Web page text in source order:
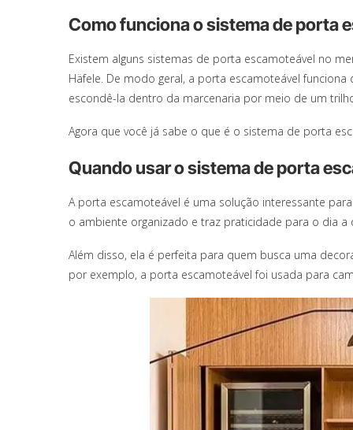
Como funciona o sistema de porta
Existem alguns sistemas de porta escamoteável no
Häfele. De modo geral, a porta escamoteável
escondê-la dentro da marcenaria por meio de um
Agora que você já sabe o que é o sistema de porta
Quando usar o sistema de porta
A porta escamoteável é uma solução interessante
o ambiente organizado e traz praticidade para o dia a
Além disso, ela é perfeita para quem busca uma
por exemplo, a porta escamoteável foi usada para